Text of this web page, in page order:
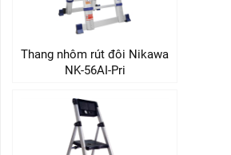
Thang nhôm rút đôi Nikawa
NK-56AI-Pri